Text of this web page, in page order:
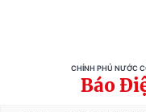
CHÍNH PHỦ NƯỚC
Báo